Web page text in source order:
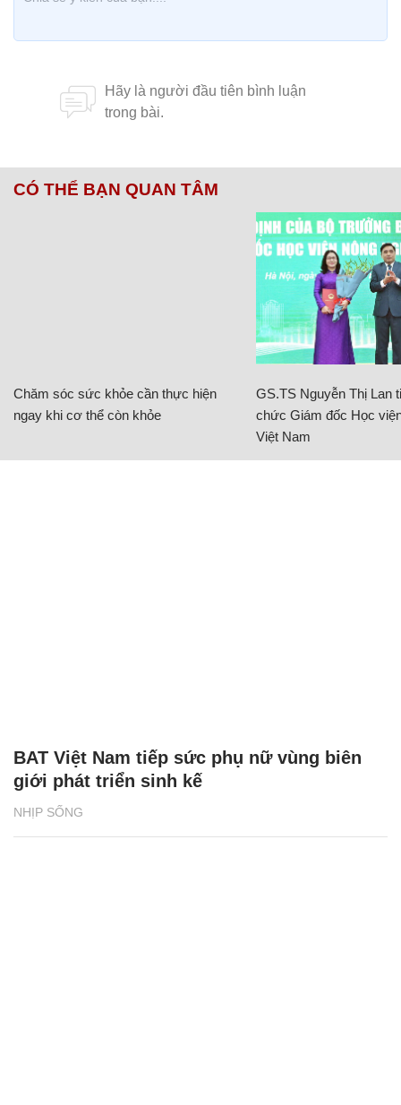
CÓ THỂ BẠN QUAN TÂM
Chăm sóc sức khỏe cần thực hiện
ngay khi cơ thể còn khỏe
GS.TS Nguyễn Thị Lan
chức Giám đốc Học
Việt Nam
NHỊP SỐNG
BAT Việt Nam tiếp sức phụ nữ vùng biên
giới phát triển sinh kế